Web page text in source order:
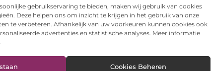
gebruikservaring te bieden, maken wij gebruik van cookies
Deze helpen ons om inzicht te krijgen in het gebruik van onze
te verbeteren. Afhankelijk van uw voorkeuren kunnen cookies ook
advertenties en statistische analyses. Meer informatie
Cookies Beheren
bezorgd? ▼